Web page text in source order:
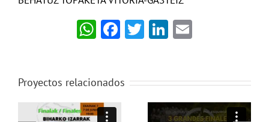
WhatsApp
Facebook
TwitterLinkedIn
Proyectos relacionados